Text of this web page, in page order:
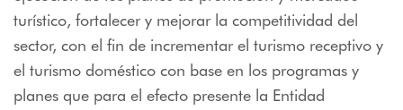
turístico, fortalecer y mejorar la competitividad del
sector, con el fin de incrementar el turismo receptivo y
el turismo doméstico con base en los programas y
planes que para el efecto presente la Entidad